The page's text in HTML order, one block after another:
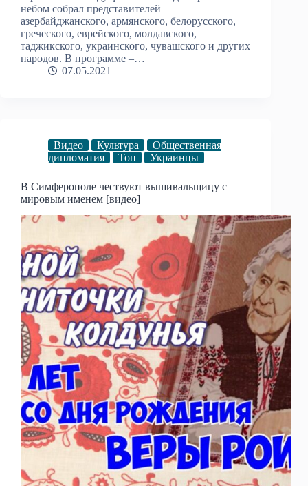
небом собрал представителей
азербайджанского, армянского, белорусского,
греческого, еврейского, молдавского,
таджикского, украинского, чувашского и других
народов. В программе –…
07.05.2021
Видео Культура
Общественная
дипломатия
Топ Украинцы
В Симферополе чествуют вышивальщицу с
мировым именем [видео]